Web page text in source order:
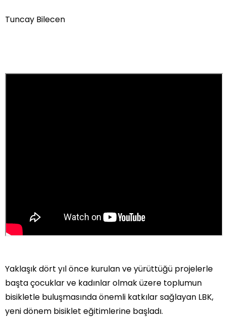
Tuncay Bilecen
Yaklaşık dört yıl önce kurulan ve yürüttüğü projelerle
başta çocuklar ve kadınlar olmak üzere toplumun
bisikletle buluşmasında önemli katkılar sağlayan LBK,
yeni dönem bisiklet eğitimlerine başladı.